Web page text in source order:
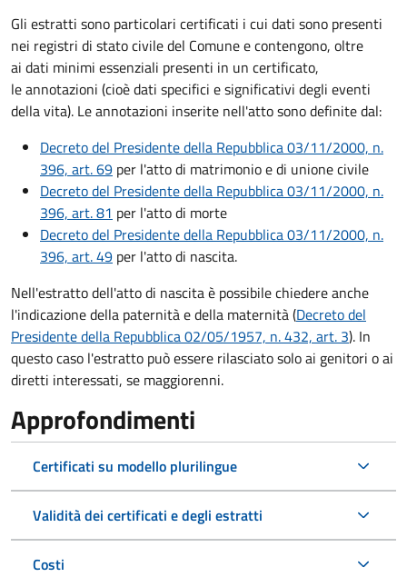
Gli estratti sono particolari certificati i cui dati sono presenti
nei registri di stato civile del Comune e contengono, oltre
ai dati minimi essenziali presenti in un certificato,
le annotazioni (cioè dati specifici e significativi degli eventi
della vita). Le annotazioni inserite nell'atto sono definite dal:
Decreto del Presidente della Repubblica 03/11/2000, n.
396, art. 69 per l'atto di matrimonio e di unione civile
Decreto del Presidente della Repubblica 03/11/2000, n.
396, art. 81 per l'atto di morte
Decreto del Presidente della Repubblica 03/11/2000, n.
396, art. 49 per l'atto di nascita.
Nell'estratto dell'atto di nascita è possibile chiedere anche
l'indicazione della paternità e della maternità (Decreto del
Presidente della Repubblica 02/05/1957, n. 432, art. 3). In
questo caso l'estratto può essere rilasciato solo ai genitori o ai
diretti interessati, se maggiorenni.
Approfondimenti
Certificati su modello plurilingue
Validità dei certificati e degli estratti
Costi